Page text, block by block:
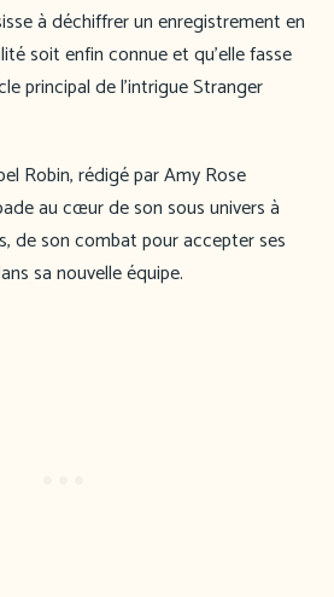
à déchiffrer un enregistrement en
soit enfin connue et qu’elle fasse
principal de l’intrigue Stranger
Robin, rédigé par Amy Rose
au cœur de son sous univers à
de son combat pour accepter ses
sa nouvelle équipe.